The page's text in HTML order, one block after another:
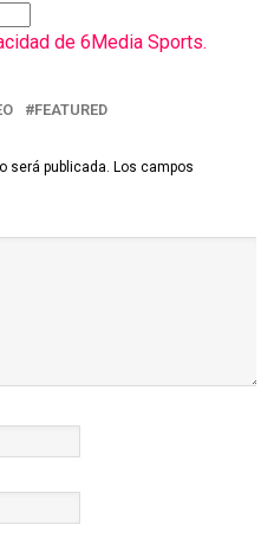
de 6Media Sports.
FEATURED
será publicada. Los campos